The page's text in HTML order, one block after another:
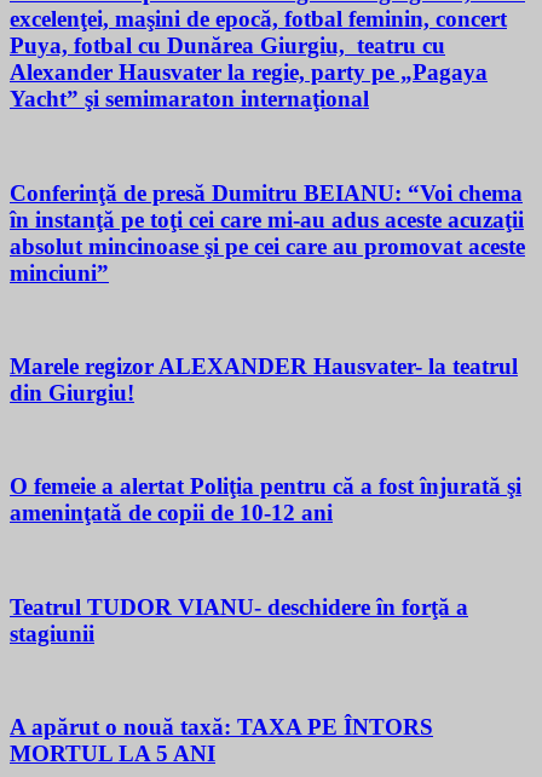
excelenţei, maşini de epocă, fotbal feminin, concert
Puya, fotbal cu Dunărea Giurgiu, teatru cu
Alexander Hausvater la regie, party pe „Pagaya
Yacht” şi semimaraton internaţional
Conferinţă de presă Dumitru BEIANU: “Voi chema
în instanţă pe toţi cei care mi-au adus aceste acuzaţii
absolut mincinoase şi pe cei care au promovat aceste
minciuni”
Marele regizor ALEXANDER Hausvater- la teatrul
din Giurgiu!
O femeie a alertat Poliţia pentru că a fost înjurată şi
ameninţată de copii de 10-12 ani
Teatrul TUDOR VIANU- deschidere în forţă a
stagiunii
A apărut o nouă taxă: TAXA PE ÎNTORS
MORTUL LA 5 ANI